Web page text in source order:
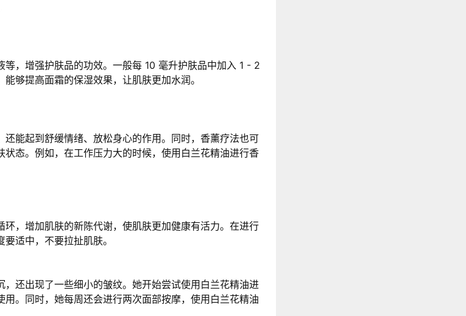
，增强护肤品的功效。一般每 10 毫升护肤品中加入 1 - 2
够提高面霜的保湿效果，让肌肤更加水润。
能起到舒缓情绪、放松身心的作用。同时，香薰疗法也可
态。例如，在工作压力大的时候，使用白兰花精油进行香
，增加肌肤的新陈代谢，使肌肤更加健康有活力。在进行
适中，不要拉扯肌肤。
还出现了一些细小的皱纹。她开始尝试使用白兰花精油进
。同时，她每周还会进行两次面部按摩，使用白兰花精油